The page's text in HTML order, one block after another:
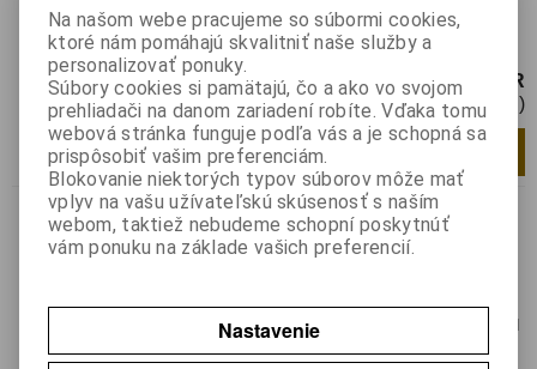
LIESKOVEC
skladom
Optočlen CTR 100-600% 50mA 80V MFP
0,85 EUR
0,70 EUR (Cena bez DPH)
ks Pridať do košíka
TLP 504 A
Katalógové číslo:0127308
Termín dodania(prac.dni)-platí pre sklad
Na našom webe pracujeme so súbormi cookies,
ktoré nám pomáhajú skvalitniť naše služby a
personalizovať ponuky.
Súbory cookies si pamätajú, čo a ako vo svojom
prehliadači na danom zariadení robíte. Vďaka tomu
webová stránka funguje podľa vás a je schopná sa
prispôsobiť vašim preferenciám.
Blokovanie niektorých typov súborov môže mať
vplyv na vašu užívateľskú skúsenosť s naším
webom, taktiež nebudeme schopní poskytnúť
vám ponuku na základe vašich preferencií.
Nastavenie